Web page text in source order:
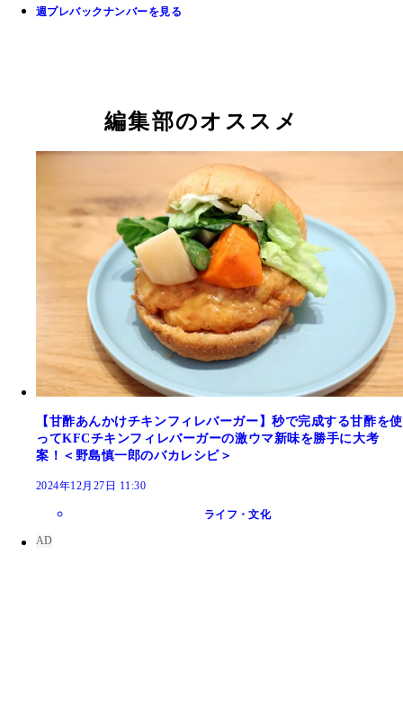
週プレバックナンバーを見る
編集部のオススメ
【甘酢あんかけチキンフィレバーガー】秒で完成する甘酢を使
ってKFCチキンフィレバーガーの激ウマ新味を勝手に大考
案！＜野島慎一郎のバカレシピ＞
2024年12月27日 11:30
ライフ・文化